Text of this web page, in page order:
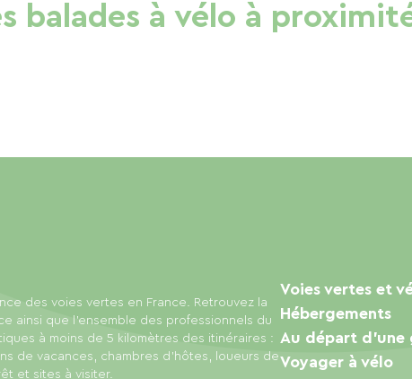
balades à vélo à
des voies vertes en France. Retrouvez la
ainsi que l'ensemble des professionnels du
à moins de 5 kilomètres des itinéraires :
de vacances, chambres d'hôtes, loueurs de
et sites à visiter.
Voies vertes et
Hébergements
Au départ d'une
Voyager à vélo